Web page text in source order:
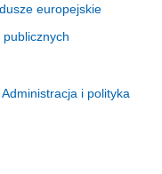
europejskie
publicznych
i polityka